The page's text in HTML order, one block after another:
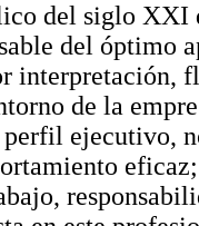
del siglo XXI
del óptimo
interpretación,
de la
perfil ejecutivo,